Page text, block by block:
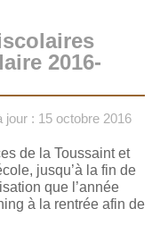
2016-
jour : 15 octobre 2016
de la Toussaint et
jusqu’à la fin de
que l’année
à la rentrée afin de